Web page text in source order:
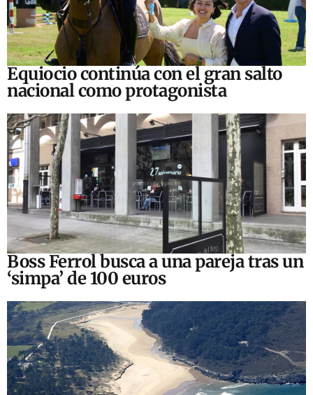
Equiocio continúa con el gran salto
nacional como protagonista
Boss Ferrol busca a una pareja tras un
‘simpa’ de 100 euros